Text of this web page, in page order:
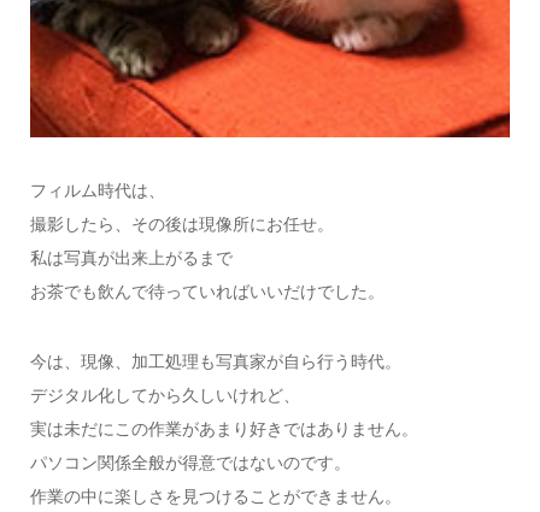
フィルム時代は、
撮影したら、その後は現像所にお任せ。
私は写真が出来上がるまで
お茶でも飲んで待っていればいいだけでした。
今は、現像、加工処理も写真家が自ら行う時代。
デジタル化してから久しいけれど、
実は未だにこの作業があまり好きではありません。
パソコン関係全般が得意ではないのです。
作業の中に楽しさを見つけることができません。